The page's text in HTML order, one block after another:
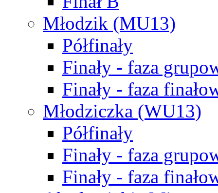
Młodzik (MU13)
Półfinały
Finały - faza
Finały - faza
Młodziczka (WU13)
Półfinały
Finały - faza
Finały - faza